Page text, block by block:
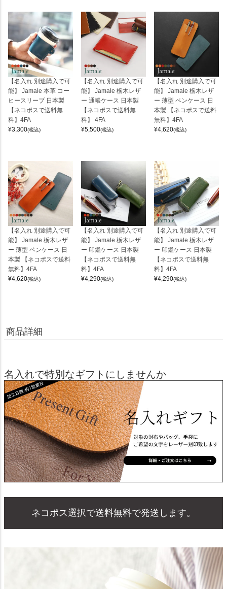
【名入れ 別途購入で可
能】 Jamale 本革 コー
ヒースリーブ 日本製
【ネコポスで送料無
料】4FA
¥3,300(税込)
【名入れ 別途購入で可
能】 Jamale 栃木レザ
ー 通帳ケース 日本製
【ネコポスで送料無
料】 4FA
¥5,500(税込)
【名入れ 別途購入で可
能】 Jamale 栃木レザ
ー 薄型 ペンケース 日
本製 【ネコポスで送料
無料】4FA
¥4,620(税込)
【名入れ 別途購入で可
能】 Jamale 栃木レザ
ー 薄型 ペンケース 日
本製 【ネコポスで送料
無料】4FA
¥4,620(税込)
【名入れ 別途購入で可
能】 Jamale 栃木レザ
ー 印鑑ケース 日本製
【ネコポスで送料無
料】4FA
¥4,290(税込)
【名入れ 別途購入で可
能】 Jamale 栃木レザ
ー 印鑑ケース 日本製
【ネコポスで送料無
料】4FA
¥4,290(税込)
商品詳細
名入れで特別なギフトにしませんか
ネコポス選択で送料無料で発送します。